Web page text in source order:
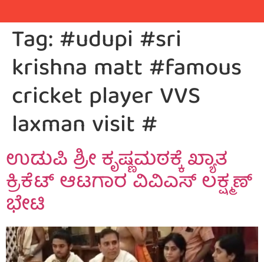
Tag:#udupi #sri
krishna matt #famous
cricket player VVS
laxman visit #
ಉಡುಪಿ ಶ್ರೀ ಕೃಷ್ಣಮಠಕ್ಕೆ ಖ್ಯಾತ
ಕ್ರಿಕೆಟ್ ಆಟಗಾರ ವಿವಿಎಸ್ ಲಕ್ಷ್ಮಣ್
ಭೇಟಿ